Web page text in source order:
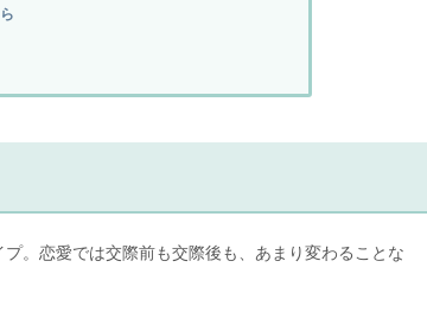
。恋愛では交際前も交際後も、あまり変わることな